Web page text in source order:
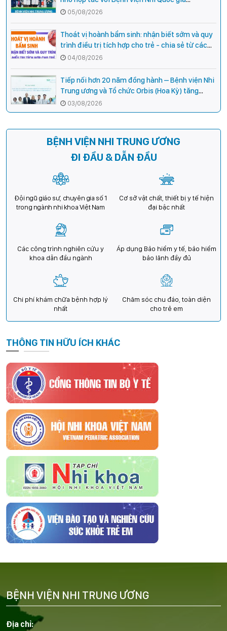
Campuchia
05/08/2026
Thoát vị hoành bẩm sinh: nhận biết sớm và quy
trình điều trị tích hợp cho trẻ - chia sẻ từ các
chuyên gia hàng đầu của Bệnh Viện Nhi Trung
04/08/2026
Tiếp nối hơn 20 năm đồng hành – Bệnh viện Nhi
Trung ương và Tổ chức Orbis (Hoa Kỳ) tăng
cường hợp tác, mở rộng cơ hội bảo vệ thị lực
cho trẻ em Việt Nam
03/08/2026
BỆNH VIỆN NHI TRUNG ƯƠNG
ĐI ĐẦU & DẪN ĐẦU
Đội ngũ giáo sư, chuyên gia số 1
trong ngành nhi khoa Việt Nam
Cơ sở vật chất, thiết bị y tế hiện
đại bậc nhất
Các công trình nghiên cứu y
khoa dẫn đầu ngành
Áp dụng Bảo hiểm y tế, bảo hiểm
bảo lãnh đầy đủ
Chi phí khám chữa bệnh hợp lý
nhất
Chăm sóc chu đáo, toàn diện
cho trẻ em
THÔNG TIN HỮU ÍCH KHÁC
Địa chỉ:
BỆNH VIỆN NHI TRUNG ƯƠNG